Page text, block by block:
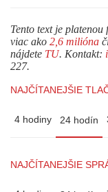
Tento text je
viac ako 2,6 milióna
nájdete TU. Kontakt:
227.
NAJČÍTANEJŠIE
4 hodiny 24 hodín
NAJČÍTANEJŠIE